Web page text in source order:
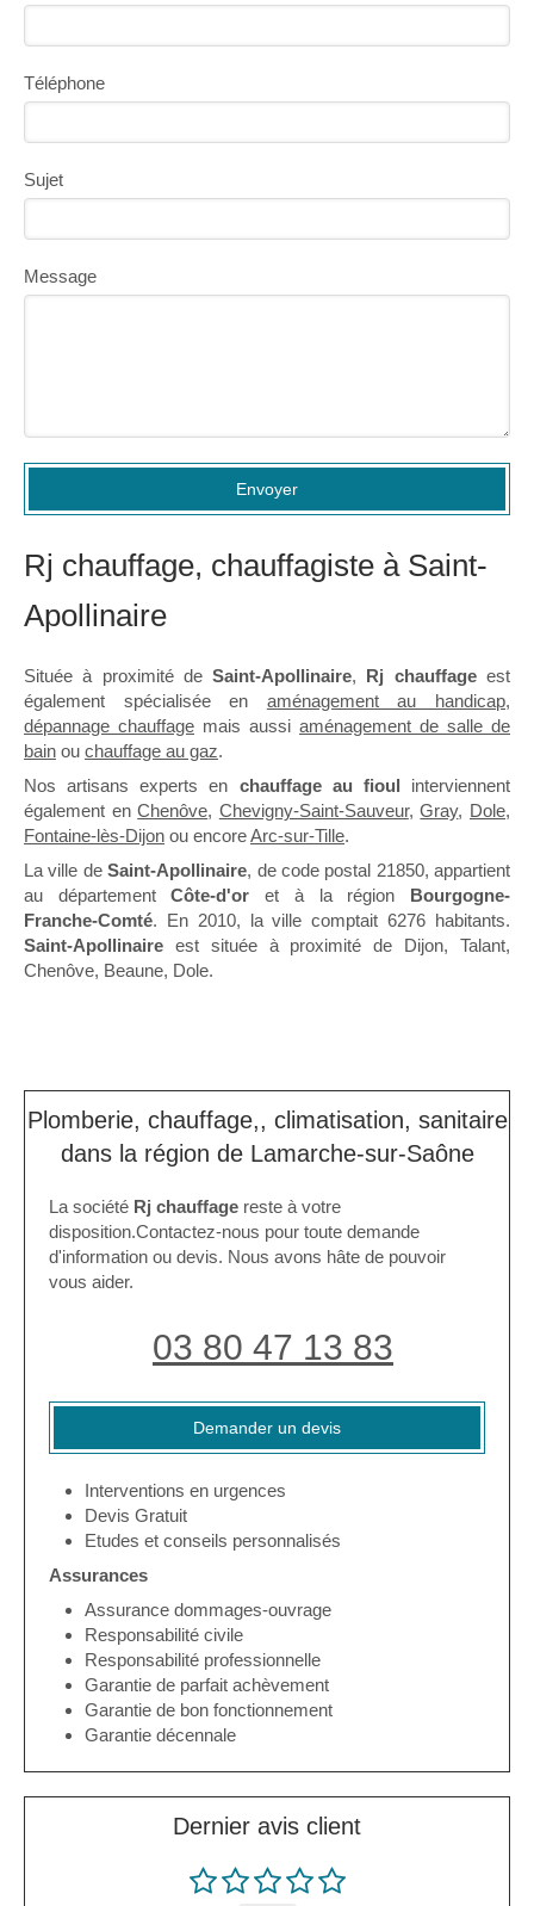
Téléphone
Sujet
Message
Envoyer
Rj chauffage, chauffagiste à Saint-
Apollinaire
Située à proximité deSaint-Apollinaire, Rj chauffageest
également spécialisée en aménagement au handicap,
dépannage chauffage mais aussi aménagement de salle de
bain ou chauffage au gaz.
Nos artisans experts en chauffage au fioul interviennent
également enChenôve, Chevigny-Saint-Sauveur,Gray, Dole,
Fontaine-lès-Dijon ou encoreArc-sur-Tille.
La ville deSaint-Apollinaire, de code postal 21850, appartient
au départementCôte-d'or et à la région Bourgogne-
Franche-Comté. En 2010, la ville comptait 6276 habitants.
Saint-Apollinaire est située à proximité de Dijon, Talant,
Chenôve, Beaune, Dole.
Plomberie, chauffage,, climatisation, sanitaire
dans la région de Lamarche-sur-Saône
La société Rj chauffage reste à votre
disposition.Contactez-nous pour toute demande
d'information ou devis. Nous avons hâte de pouvoir
vous aider.
03 80 47 13 83
Demander un devis
Interventions en urgences
Devis Gratuit
Etudes et conseils personnalisés
Assurances
Assurance dommages-ouvrage
Responsabilité civile
Responsabilité professionnelle
Garantie de parfait achèvement
Garantie de bon fonctionnement
Garantie décennale
Dernier avis client